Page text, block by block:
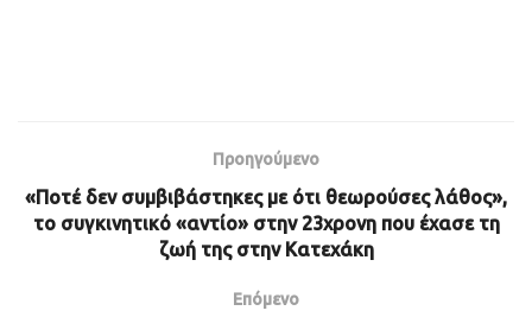
Προηγούμενο
«Ποτέ δεν συμβιβάστηκες με ότι θεωρούσες λάθος»,
το συγκινητικό «αντίο» στην 23χρονη που έχασε τη
ζωή της στην Κατεχάκη
Επόμενο